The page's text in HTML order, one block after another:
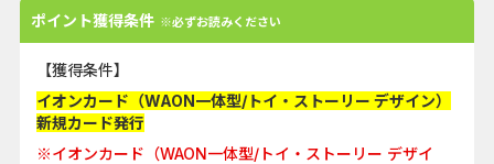
ポイント獲得条件 ※必ずお読みください
【獲得条件】
イオンカード（WAON一体型/トイ・ストーリー デザイン）
新規カード発行
※イオンカード（WAON一体型/トイ・ストーリー デザイ